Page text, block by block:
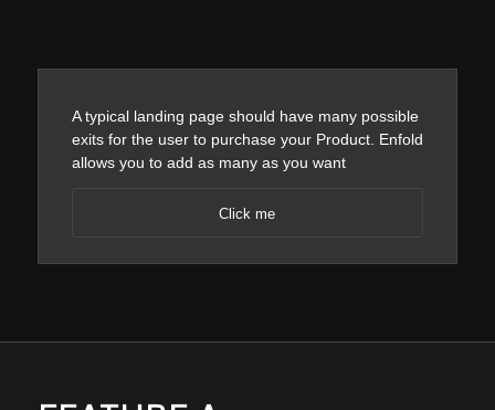
A typical landing page should have many possible
exits for the user to purchase your Product. Enfold
allows you to add as many as you want
Click me